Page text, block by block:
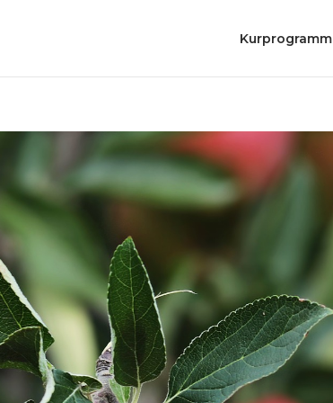
Kurprogramm